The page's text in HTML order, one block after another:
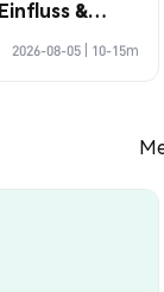
&
2026-08-05 10-15m